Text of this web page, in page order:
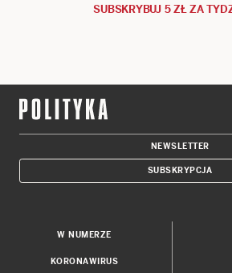
SUBSKRYBUJ 5 ZŁ ZA
NEWSLETTER
SUBSKRYPCJA
W NUMERZE
KORONAWIRUS